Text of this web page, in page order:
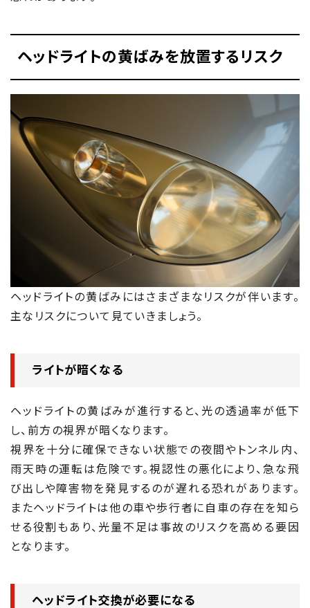
ヘッドライトの黄ばみを放置するリスク
ヘッドライトの黄ばみにはさまざまなリスクが伴います。
主なリスクについて見ていきましょう。
ライトが暗くなる
ヘッドライトの黄ばみが進行すると、光の透過率が低下
し、前方の視界が暗くなります。
視界を十分に確保できない状態での夜間やトンネル内、
雨天時の運転は危険です。視認性の悪化により、急な飛
び出しや障害物を発見するのが遅れる恐れがあります。
またヘッドライトは他の車や歩行者に自車の存在を知ら
せる役割もあり、光量不足は事故のリスクを高める要因
となります。
ヘッドライト交換が必要になる